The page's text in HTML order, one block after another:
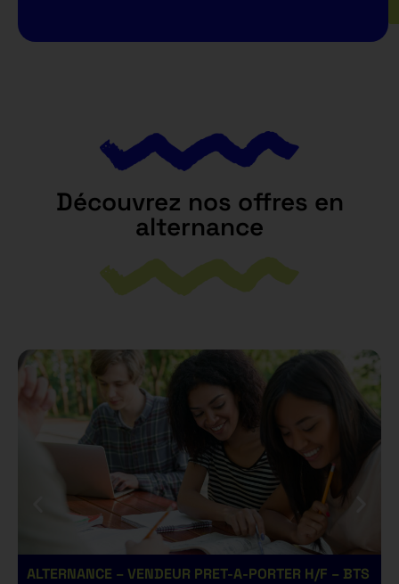
Découvrez nos offres en
alternance
ALTERNANCE – VENDEUR PRET-A-PORTER H/F – BTS